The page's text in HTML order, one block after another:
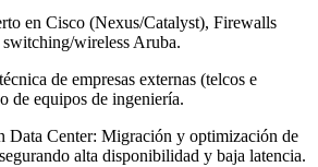
en Cisco (Nexus/Catalyst), Firewalls
wireless Aruba.
de empresas externas (telcos e
de equipos de ingeniería.
Data Center: Migración y optimización de
alta disponibilidad y baja latencia.